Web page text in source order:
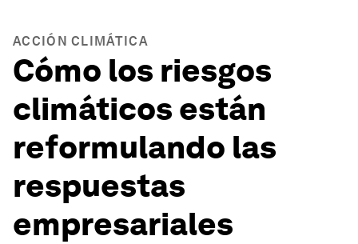
ACCIÓN CLIMÁTICA
Cómo los riesgos
climáticos están
reformulando las
respuestas
empresariales